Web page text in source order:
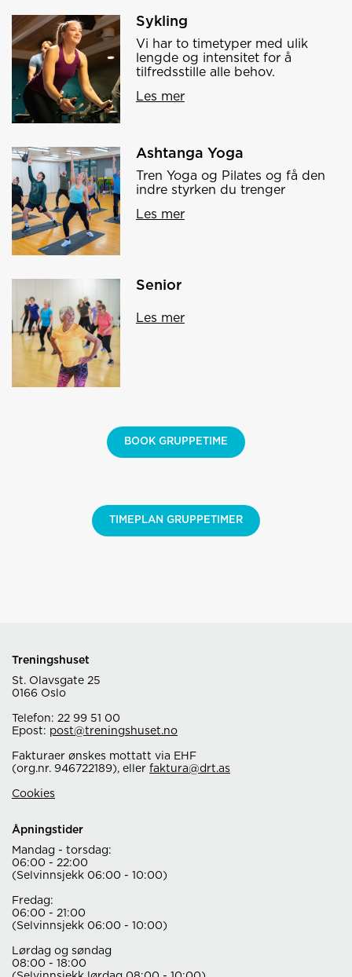
Sykling
Vi har to timetyper med ulik
lengde og intensitet for å
tilfredsstille alle behov.
Les mer
Ashtanga Yoga
Tren Yoga og Pilates og få den
indre styrken du trenger
Les mer
Senior
Les mer
BOOK GRUPPETIME
TIMEPLAN GRUPPETIMER
Treningshuset
St. Olavsgate 25
0166 Oslo
Telefon: 22 99 51 00
Epost: post@treningshuset.no
Fakturaer ønskes mottatt via EHF
(org.nr. 946722189), eller faktura@drt.as
Cookies
Åpningstider
Mandag - torsdag:
06:00 - 22:00
(Selvinnsjekk 06:00 - 10:00)
Fredag:
06:00 - 21:00
(Selvinnsjekk 06:00 - 10:00)
Lørdag og søndag
08:00 - 18:00